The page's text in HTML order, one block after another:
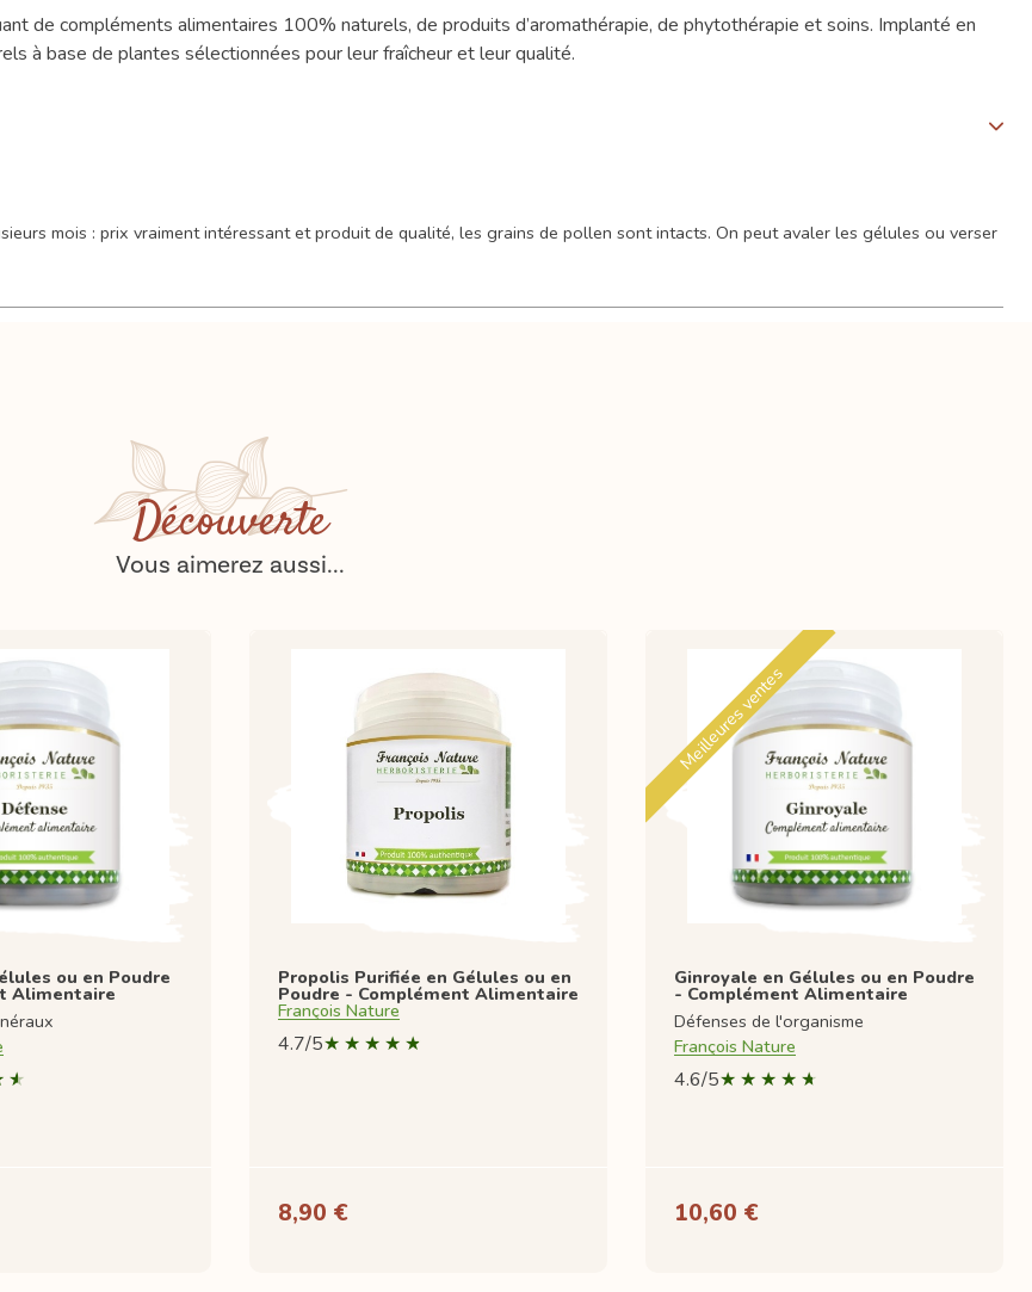
de compléments alimentaires 100% naturels, de produits d’aromathérapie, de phytothérapie et soins. Implanté en
à base de plantes sélectionnées pour leur fraîcheur et leur qualité.
mois : prix vraiment intéressant et produit de qualité, les grains de pollen sont intacts. On peut avaler les gélules ou verser
Découverte
Vous aimerez aussi...
ou en Poudre
Alimentaire
Propolis Purifiée en Gélules ou en
Poudre - Complément Alimentaire
François Nature
4.7/5
8,90 €
Meilleures ventes
Ginroyale en Gélules ou en Poudre
- Complément Alimentaire
Défenses de l'organisme
François Nature
4.6/5
10,60 €